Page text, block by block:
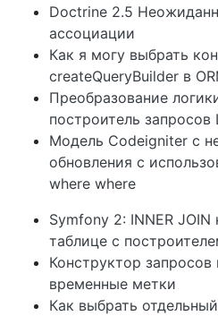
Doctrine 2.5
ассоциации
Как я могу выбрать
createQueryBuilder в
Преобразование
построитель запросов
Модель Codeigniter с
обновления с
where where
Symfony 2: INNER JOIN
таблице с
Конструктор запросов
временные метки
Как выбрать